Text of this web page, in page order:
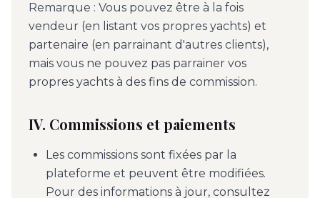
Remarque : Vous pouvez être à la fois
vendeur (en listant vos propres yachts) et
partenaire (en parrainant d'autres clients),
mais vous ne pouvez pas parrainer vos
propres yachts à des fins de commission.
IV. Commissions et paiements
Les commissions sont fixées par la
plateforme et peuvent être modifiées.
Pour des informations à jour, consultez